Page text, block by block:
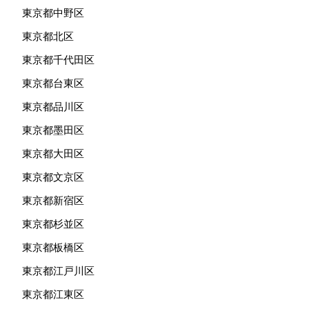
東京都中野区
東京都北区
東京都千代田区
東京都台東区
東京都品川区
東京都墨田区
東京都大田区
東京都文京区
東京都新宿区
東京都杉並区
東京都板橋区
東京都江戸川区
東京都江東区